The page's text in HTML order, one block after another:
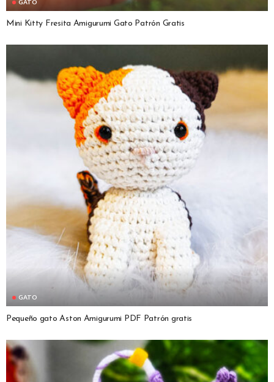
GATO
Mini Kitty Fresita Amigurumi Gato Patrón Gratis
GATO
Pequeño gato Aston Amigurumi PDF Patrón gratis